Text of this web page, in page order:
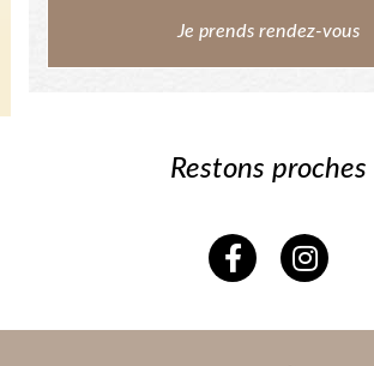
Je prends rendez-vous
Restons proches